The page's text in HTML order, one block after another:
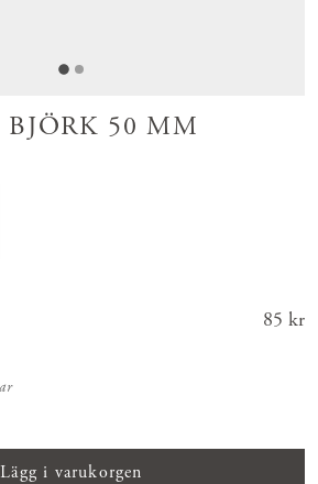
BJÖRK 50 MM
Pris:
85 kr
Lägg i varukorgen